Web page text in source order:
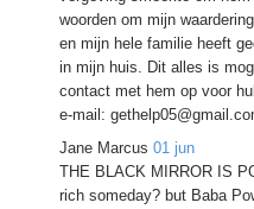
woorden om mijn
en mijn hele familie heeft
in mijn huis. Dit alles is
contact met hem op voor
e-mail:
Jane Marcus 01 jun
THE BLACK MIRROR IS
rich someday? but Baba